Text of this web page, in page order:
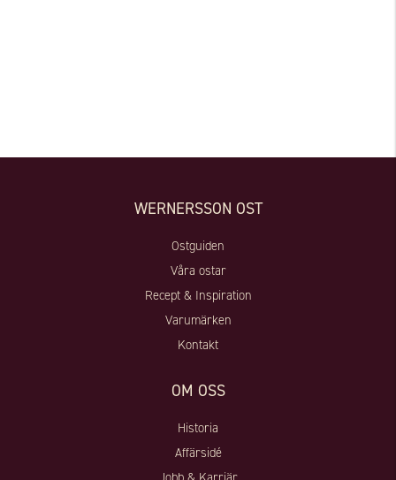
WERNERSSON OST
Ostguiden
Våra ostar
Recept & Inspiration
Varumärken
Kontakt
OM OSS
Historia
Affärsidé